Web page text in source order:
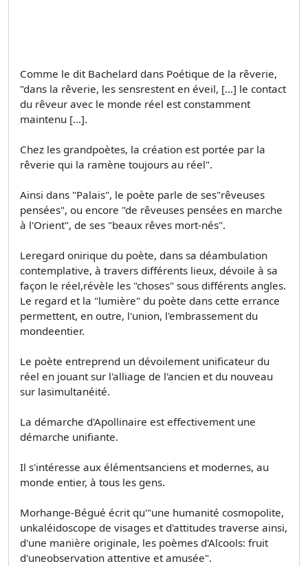
Comme le dit Bachelard dans Poétique de la rêverie,
"dans la rêverie, les sensrestent en éveil, [...] le contact
du rêveur avec le monde réel est constamment
maintenu [...].
Chez les grandpoètes, la création est portée par la
rêverie qui la ramène toujours au réel".
Ainsi dans "Palais", le poète parle de ses"rêveuses
pensées", ou encore "de rêveuses pensées en marche
à l'Orient", de ses "beaux rêves mort-nés".
Leregard onirique du poète, dans sa déambulation
contemplative, à travers différents lieux, dévoile à sa
façon le réel,révèle les "choses" sous différents angles.
Le regard et la "lumière" du poète dans cette errance
permettent, en outre, l'union, l'embrassement du
mondeentier.
Le poète entreprend un dévoilement unificateur du
réel en jouant sur l'alliage de l'ancien et du nouveau
sur lasimultanéité.
La démarche d'Apollinaire est effectivement une
démarche unifiante.
Il s'intéresse aux élémentsanciens et modernes, au
monde entier, à tous les gens.
Morhange-Bégué écrit qu'"une humanité cosmopolite,
unkaléidoscope de visages et d'attitudes traverse ainsi,
d'une manière originale, les poèmes d'Alcools: fruit
d'uneobservation attentive et amusée".